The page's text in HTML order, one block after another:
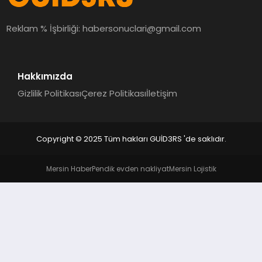
MAGAZIN
Reklam % İşbirliği:habersonuclari@gmail.com
Hakkımızda
Gizlilik PolitikasıÇerez Politikasıİletişim
Copyright © 2025 Tüm hakları GUİD3RS 'de saklıdır.
Mersin HaberPendik evden nakliyatMersin Lojistik